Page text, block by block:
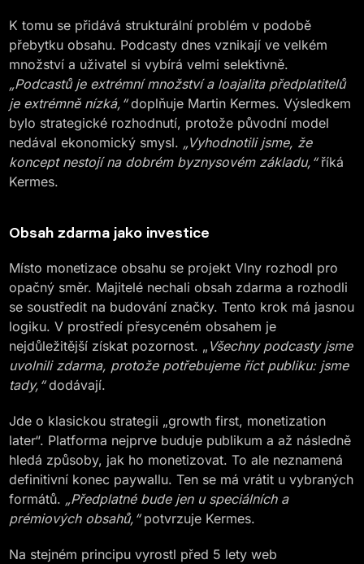
K tomu se přidává strukturální problém v podobě
přebytku obsahu. Podcasty dnes vznikají ve velkém
množství a uživatel si vybírá velmi selektivně.
„Podcastů je extrémní množství a loajalita předplatitelů
je extrémně nízká,“doplňuje Martin Kermes. Výsledkem
bylo strategické rozhodnutí, protože původní model
nedával ekonomický smysl. „Vyhodnotili jsme, že
koncept nestojí na dobrém byznysovém základu,“říká
Kermes.
Obsah zdarma jako investice
Místo monetizace obsahu se projekt Vlny rozhodl pro
opačný směr. Majitelé nechali obsah zdarma a rozhodli
se soustředit na budování značky. Tento krok má jasnou
logiku. V prostředí přesyceném obsahem je
nejdůležitější získat pozornost. „ Všechny podcasty jsme
uvolnili zdarma, protože potřebujeme říct publiku: jsme
tady,“dodávají.
Jde o klasickou strategii „growth first, monetization
later“. Platforma nejprve buduje publikum a až následně
hledá způsoby, jak ho monetizovat. To ale neznamená
definitivní konec paywallu. Ten se má vrátit u vybraných
formátů. „Předplatné bude jen u speciálních a
prémiových obsahů,“potvrzuje Kermes.
Na stejném principu vyrostl před 5 lety web